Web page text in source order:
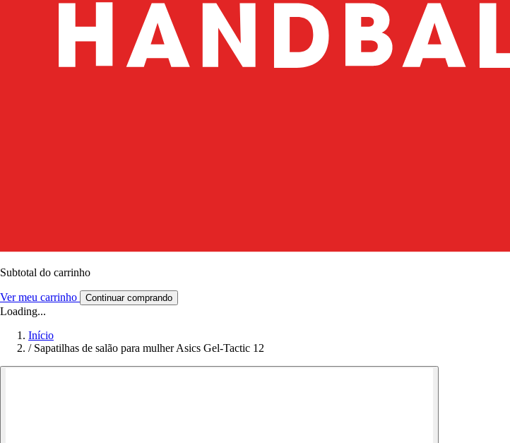
Subtotal do carrinho
Ver meu carrinho Continuar comprando
Loading...
Início
/ Sapatilhas de salão para mulher Asics Gel-Tactic 12